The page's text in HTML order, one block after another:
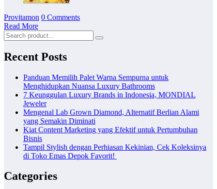
Provitamon 0 Comments
Read More
Recent Posts
Panduan Memilih Palet Warna Sempurna untuk
Menghidupkan Nuansa Luxury Bathrooms
7 Keunggulan Luxury Brands in Indonesia, MONDIAL
Jeweler
Mengenal Lab Grown Diamond, Alternatif Berlian Alami
yang Semakin Diminati
Kiat Content Marketing yang Efektif untuk Pertumbuhan
Bisnis
Tampil Stylish dengan Perhiasan Kekinian, Cek Koleksinya
di Toko Emas Depok Favorit!
Categories